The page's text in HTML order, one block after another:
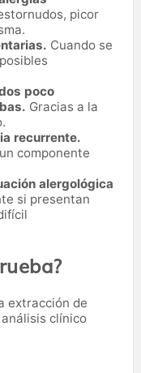
picor
Cuando se
poco
Gracias a la
recurrente.
componente
alergológica
si presentan
extracción de
clínico